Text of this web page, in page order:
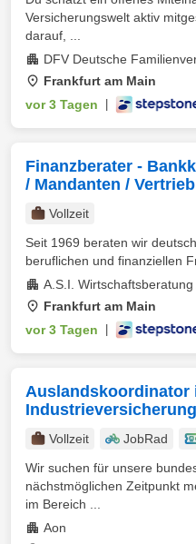
Versicherungswelt aktiv
darauf, ...
DFV Deutsche
Frankfurt am Main
vor 3 Tagen
Finanzberater -
/ Mandanten /
Vollzeit
Seit 1969 beraten wir
beruflichen und finanziellen
A.S.I. Wirtschaftsberatung
Frankfurt am Main
vor 3 Tagen
Auslandskoordinator
Vollzeit JobRad
Wir suchen für unsere
nächstmöglichen Zeitpunkt
im Bereich ...
Aon